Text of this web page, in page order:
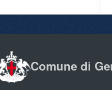
Comune di